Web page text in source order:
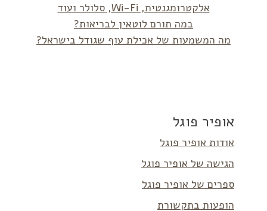
אלקטרומגנטית, Wi-Fi, סלולר ועוד
במה תורם לוטאין לבריאות?
מה המשמעות של אכילת עוף שגודל בישראל?
אופיר פוגל
אודות אופיר פוגל
הגישה של אופיר פוגל
ספרים של אופיר פוגל
הופעות בתקשורת